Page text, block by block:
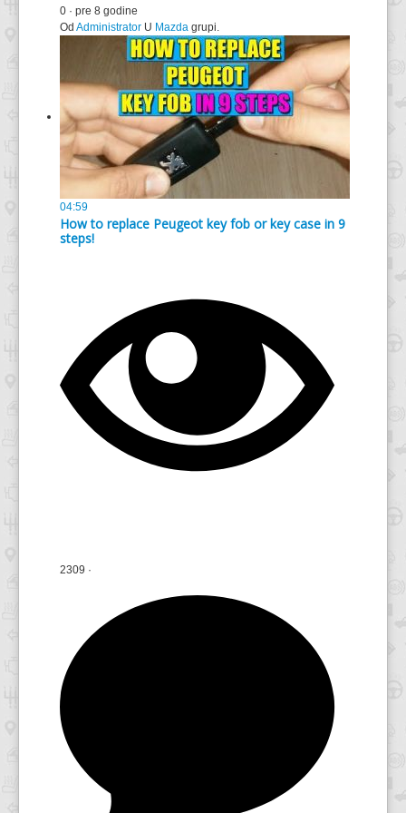
0 · pre 8 godine
Od Administrator U Mazda grupi.
04:59
How to replace Peugeot key fob or key case in 9
steps!
2309 ·